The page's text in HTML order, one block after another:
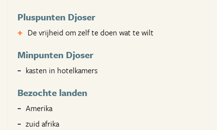
Pluspunten Djoser
De vrijheid om zelf te doen wat te wilt
Minpunten Djoser
kasten in hotelkamers
Bezochte landen
Amerika
zuid afrika